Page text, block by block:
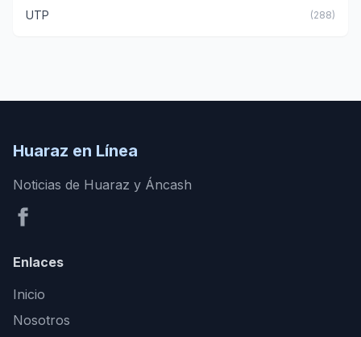
UTP (288)
Huaraz en Línea
Noticias de Huaraz y Áncash
Enlaces
Inicio
Nosotros